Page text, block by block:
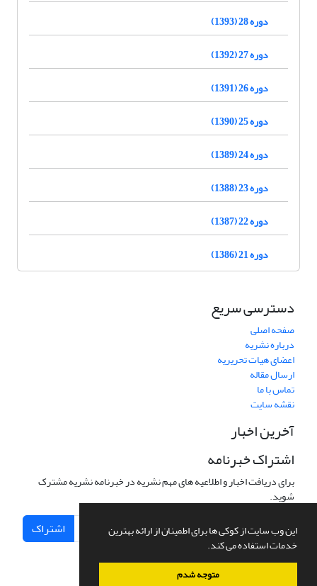
این وب سایت از کوکی ها برای اطمینان از ارائه بهترین
خدمات استفاده می کند.
متوجه شدم
دوره 28 (1393)
دوره 27 (1392)
دوره 26 (1391)
دوره 25 (1390)
دوره 24 (1389)
دوره 23 (1388)
دوره 22 (1387)
دوره 21 (1386)
دسترسی سریع
صفحه اصلی
درباره نشریه
اعضای هیات تحریریه
ارسال مقاله
تماس با ما
نقشه سایت
آخرین اخبار
اشتراک خبرنامه
برای دریافت اخبار و اطلاعیه های مهم نشریه در خبرنامه نشریه مشترک
شوید.
اشتراک